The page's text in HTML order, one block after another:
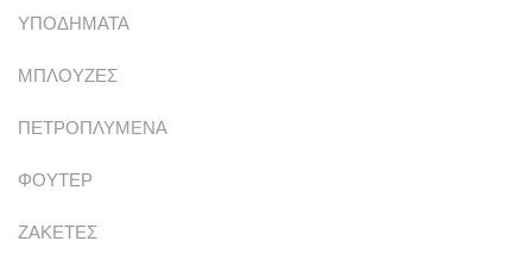
ΥΠΟΔΗΜΑΤΑ
ΜΠΛΟΥΖΕΣ
ΠΕΤΡΟΠΛΥΜΕΝΑ
ΦΟΥΤΕΡ
ΖΑΚΕΤΕΣ